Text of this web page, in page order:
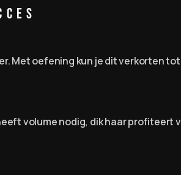
Met oefening kun je dit verkorten
volume nodig, dik haar profiteert